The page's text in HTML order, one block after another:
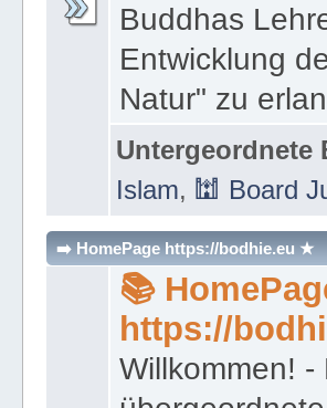
Buddhas
Entwicklung
Natur" zu
Untergeordnete
Islam, 🕍 Board
➡️ HomePage https://bodhie.eu ★
📚
https://
Willkommen!